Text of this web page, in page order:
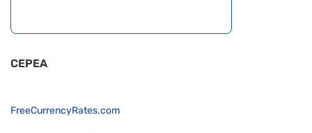
CEPEA
FreeCurrencyRates.com